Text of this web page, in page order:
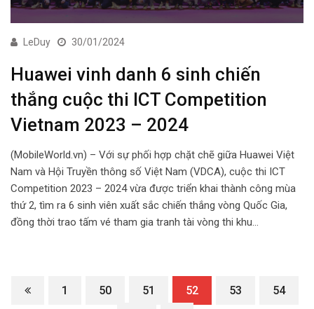
LeDuy 30/01/2024
Huawei vinh danh 6 sinh chiến
thắng cuộc thi ICT Competition
Vietnam 2023 – 2024
(MobileWorld.vn) – Với sự phối hợp chặt chẽ giữa Huawei Việt
Nam và Hội Truyền thông số Việt Nam (VDCA), cuộc thi ICT
Competition 2023 – 2024 vừa được triển khai thành công mùa
thứ 2, tìm ra 6 sinh viên xuất sắc chiến thắng vòng Quốc Gia,
đồng thời trao tấm vé tham gia tranh tài vòng thi khu…
1 50 51 52 53
54